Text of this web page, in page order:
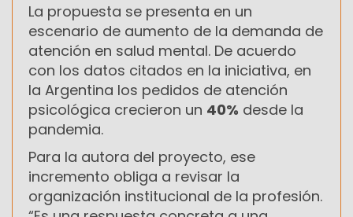
La propuesta se presenta en un
escenario de aumento de la demanda de
atención en salud mental. De acuerdo
con los datos citados en la iniciativa, en
la Argentina los pedidos de atención
psicológica crecieron un 40% desde la
pandemia.
Para la autora del proyecto, ese
incremento obliga a revisar la
organización institucional de la profesión.